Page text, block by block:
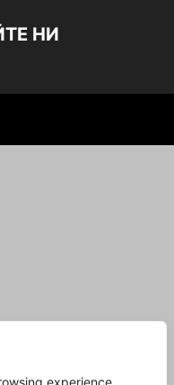
experience,
НИ